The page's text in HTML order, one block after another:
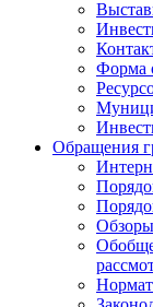
Форма
Обращения